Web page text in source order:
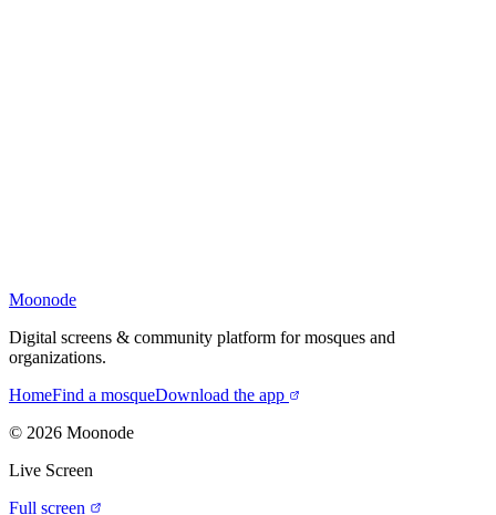
Moonode
Digital screens & community platform for mosques and
organizations.
HomeFind a mosqueDownload the app
© 2026 Moonode
Live Screen
Full screen